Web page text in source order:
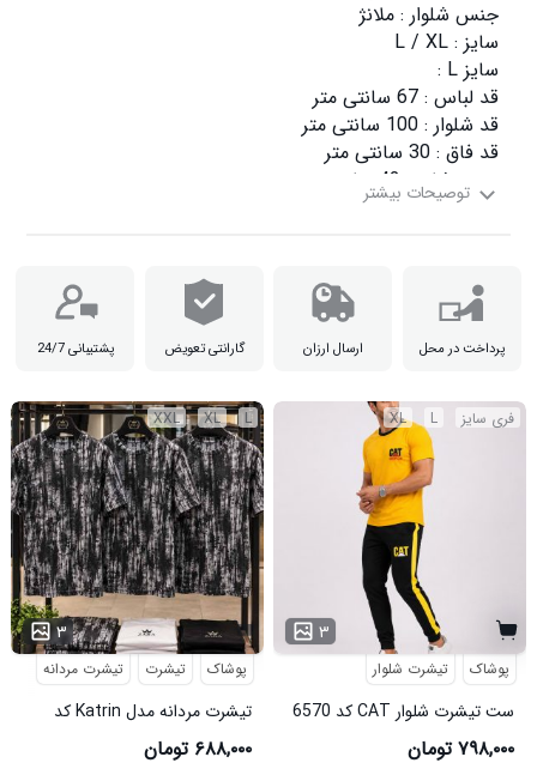
قد فاق : 31 سانتی متر
پرداخت در محل ارسال ارزان گارانتی تعویض پشتیبانی 24/7
L
XL
XXL
۳
پوشاک تیشرت تیشرت مردانه
تیشرت مردانه مدل Katrin کد
6579
۶۸۸,۰۰۰ تومان
فری سایز L
XL
۳
پوشاک تیشرت شلوار
ست تیشرت شلوار CAT کد 6570
۷۹۸,۰۰۰ تومان